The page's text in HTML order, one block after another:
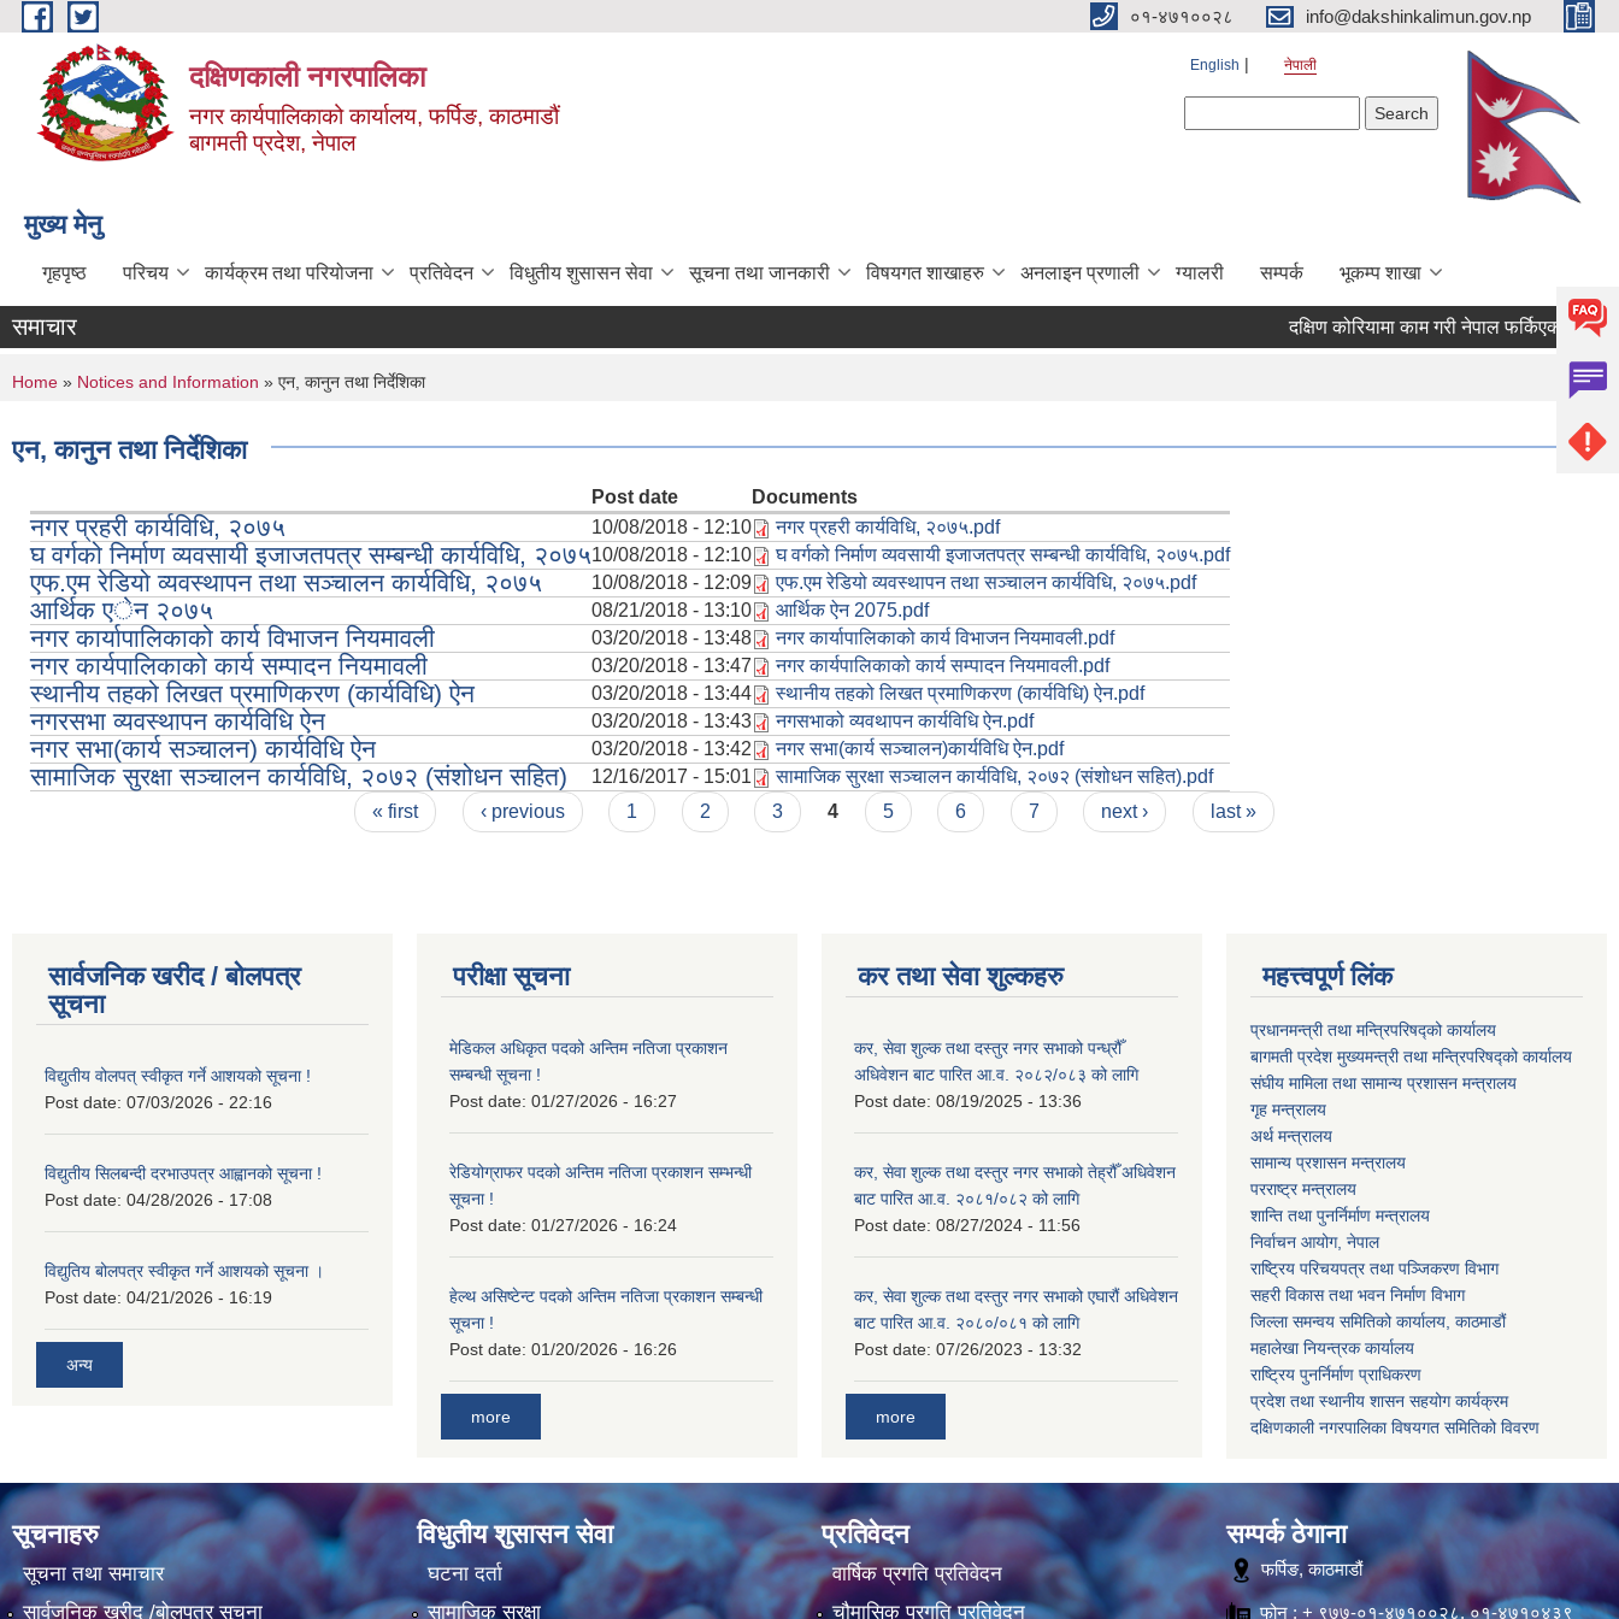
Skip to main content ०१-४७१००२८ info@dakshinkalimun.gov.np
दक्षिणकाली नगरपालिका
नगर कार्यपालिकाको कार्यालय, फर्पिङ, काठमाडौं
बागमती प्रदेश, नेपाल
English नेपाली
मुख्य मेनु
गृहपृष्ठ परिचय कार्यक्रम तथा परियोजना प्रतिवेदन विधुतीय शुसासन सेवा सूचना तथा जानकारी विषयगत शाखाहरु अनलाइन प्रणाली ग्यालरी सम्पर्क भूकम्प शाखा
समाचार दक्षिण कोरियामा काम गरी नेपाल फर्किएका
You are here
Home » Notices and Information » एन, कानुन तथा निर्देशिका
एन, कानुन तथा निर्देशिका
Post date Documents
नगर प्रहरी कार्यविधि, २०७५ 10/08/2018 - 12:10 नगर प्रहरी कार्यविधि, २०७५.pdf
घ वर्गको निर्माण व्यवसायी इजाजतपत्र सम्बन्धी कार्यविधि, २०७५10/08/2018 - 12:10 घ वर्गको निर्माण व्यवसायी इजाजतपत्र सम्बन्धी कार्यविधि, २०७५.pdf
एफ.एम रेडियो व्यवस्थापन तथा सञ्चालन कार्यविधि, २०७५ 10/08/2018 - 12:09 एफ.एम रेडियो व्यवस्थापन तथा सञ्चालन कार्यविधि, २०७५.pdf
आर्थिक एेन २०७५ 08/21/2018 - 13:10 आर्थिक ऐन 2075.pdf
नगर कार्यापालिकाको कार्य विभाजन नियमावली 03/20/2018 - 13:48 नगर कार्यापालिकाको कार्य विभाजन नियमावली.pdf
नगर कार्यपालिकाको कार्य सम्पादन नियमावली 03/20/2018 - 13:47 नगर कार्यपालिकाको कार्य सम्पादन नियमावली.pdf
स्थानीय तहको लिखत प्रमाणिकरण (कार्यविधि) ऐन 03/20/2018 - 13:44 स्थानीय तहको लिखत प्रमाणिकरण (कार्यविधि) ऐन.pdf
नगरसभा व्यवस्थापन कार्यविधि ऐन 03/20/2018 - 13:43 नगसभाको व्यवथापन कार्यविधि ऐन.pdf
नगर सभा(कार्य सञ्चालन) कार्यविधि ऐन 03/20/2018 - 13:42 नगर सभा(कार्य सञ्चालन)कार्यविधि ऐन.pdf
सामाजिक सुरक्षा सञ्चालन कार्यविधि, २०७२ (संशोधन सहित) 12/16/2017 - 15:01 सामाजिक सुरक्षा सञ्चालन कार्यविधि, २०७२ (संशोधन सहित).pdf
« first ‹ previous 1 2 3 4 5 6 7 next › last »
सार्वजनिक खरीद / बोलपत्र
सूचना
विद्युतीय वोलपत् स्वीकृत गर्ने आशयको सूचना !
Post date: 07/03/2026 - 22:16
विद्युतीय सिलबन्दी दरभाउपत्र आह्वानको सूचना !
Post date: 04/28/2026 - 17:08
विद्युतिय बोलपत्र स्वीकृत गर्ने आशयको सूचना ।
Post date: 04/21/2026 - 16:19
अन्य
परीक्षा सूचना
मेडिकल अधिकृत पदको अन्तिम नतिजा प्रकाशन
सम्बन्धी सूचना !
Post date: 01/27/2026 - 16:27
रेडियोग्राफर पदको अन्तिम नतिजा प्रकाशन सम्भन्धी
सूचना !
Post date: 01/27/2026 - 16:24
हेल्थ असिष्टेन्ट पदको अन्तिम नतिजा प्रकाशन सम्बन्धी
सूचना !
Post date: 01/20/2026 - 16:26
more
कर तथा सेवा शुल्कहरु
कर, सेवा शुल्क तथा दस्तुर नगर सभाको पन्ध्रौँ
अधिवेशन बाट पारित आ.व. २०८२/०८३ को लागि
Post date: 08/19/2025 - 13:36
कर, सेवा शुल्क तथा दस्तुर नगर सभाको तेह्रौँ अधिवेशन
बाट पारित आ.व. २०८१/०८२ को लागि
Post date: 08/27/2024 - 11:56
कर, सेवा शुल्क तथा दस्तुर नगर सभाको एघारौं अधिवेशन
बाट पारित आ.व. २०८०/०८१ को लागि
Post date: 07/26/2023 - 13:32
more
महत्त्वपूर्ण लिंक
प्रधानमन्त्री तथा मन्त्रिपरिषद्को कार्यालय
बागमती प्रदेश मुख्यमन्त्री तथा मन्त्रिपरिषद्को कार्यालय
संघीय मामिला तथा सामान्य प्रशासन मन्त्रालय
गृह मन्त्रालय
अर्थ मन्त्रालय
सामान्य प्रशासन मन्त्रालय
परराष्ट्र मन्त्रालय
शान्ति तथा पुनर्निर्माण मन्त्रालय
निर्वाचन आयोग, नेपाल
राष्ट्रिय परिचयपत्र तथा पञ्जिकरण विभाग
सहरी विकास तथा भवन निर्माण विभाग
जिल्ला समन्वय समितिको कार्यालय, काठमाडौं
महालेखा नियन्त्रक कार्यालय
राष्ट्रिय पुनर्निर्माण प्राधिकरण
प्रदेश तथा स्थानीय शासन सहयोग कार्यक्रम
दक्षिणकाली नगरपालिका विषयगत समितिको विवरण
सूचनाहरु
सूचना तथा समाचार
सार्वजनिक खरीद /बोलपत्र सूचना
विधुतीय शुसासन सेवा
घटना दर्ता
सामाजिक सुरक्षा
प्रतिवेदन
वार्षिक प्रगति प्रतिवेदन
चौमासिक प्रगति प्रतिवेदन
सम्पर्क ठेगाना
फर्पिङ, काठमाडौं
फोन : + ९७७-०१-४७१००२८, ०१-४७१०४३९